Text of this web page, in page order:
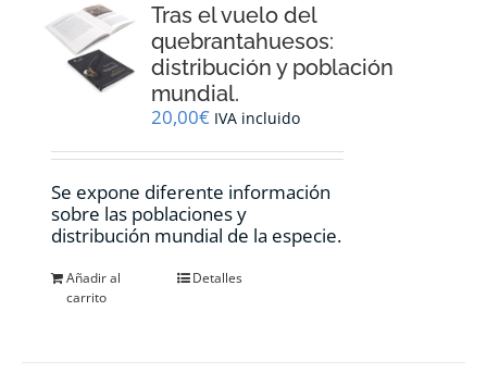
Tras el vuelo del
quebrantahuesos:
distribución y población
mundial.
20,00€ IVA incluido
Se expone diferente información
sobre las poblaciones y
distribución mundial de la especie.
Añadir al
carrito
Detalles